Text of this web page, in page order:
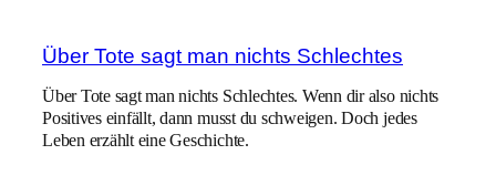
Über Tote sagt man nichts Schlechtes
Über Tote sagt man nichts Schlechtes. Wenn dir also nichts
Positives einfällt, dann musst du schweigen. Doch jedes
Leben erzählt eine Geschichte.